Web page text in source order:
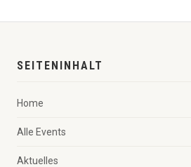
SEITENINHALT
Home
Alle Events
Aktuelles